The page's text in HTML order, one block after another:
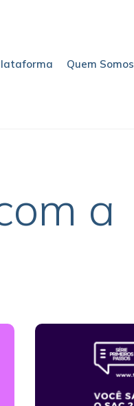
Quem Somos
a